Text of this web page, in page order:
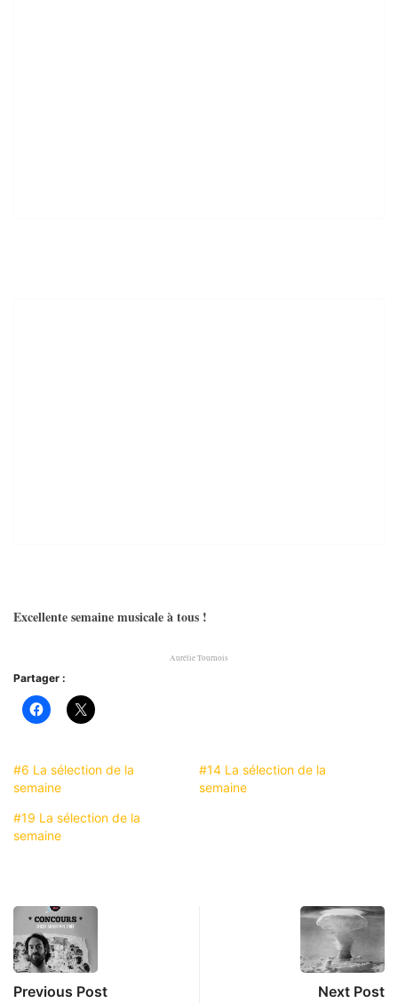
Excellente semaine musicale à tous !
Aurélie Tournois
Partager :
#6 La sélection de la
semaine
#14 La sélection de la
semaine
#19 La sélection de la
semaine
Previous Post Next Post